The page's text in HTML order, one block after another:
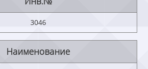
3046
Наименование